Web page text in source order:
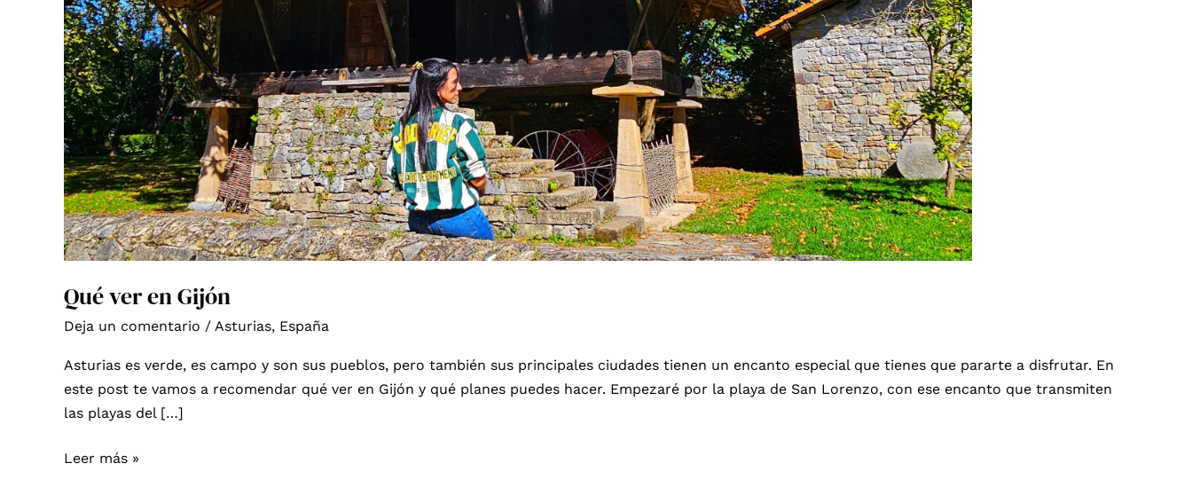
Qué ver en Gijón
Deja un comentario / Asturias, España
Asturias es verde, es campo y son sus pueblos, pero también sus principales ciudades tienen un encanto especial que tienes que pararte a disfrutar. En
este post te vamos a recomendar qué ver en Gijón y qué planes puedes hacer. Empezaré por la playa de San Lorenzo, con ese encanto que transmiten
las playas del […]
Qué
Leer más »